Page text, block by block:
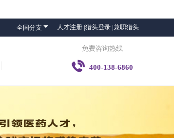
全国分支  人才注册 |猎头登录 |兼职猎头
免费咨询热线
 400-138-6860